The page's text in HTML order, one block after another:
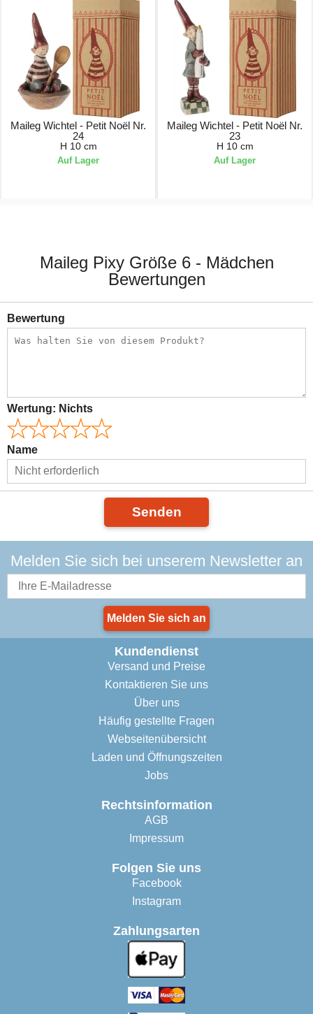
Maileg Wichtel - Petit Noël Nr.
24
H 10 cm
Auf Lager
Maileg Wichtel - Petit Noël Nr.
23
H 10 cm
Auf Lager
Maileg Pixy Größe 6 - Mädchen
Bewertungen
Bewertung
Wertung: Nichts
Name
Senden
Melden Sie sich bei unserem Newsletter an
Melden Sie sich an
Kundendienst
Versand und Preise
Kontaktieren Sie uns
Über uns
Häufig gestellte Fragen
Webseitenübersicht
Laden und Öffnungszeiten
Jobs
Rechtsinformation
AGB
Impressum
Folgen Sie uns
Facebook
Instagram
Zahlungsarten